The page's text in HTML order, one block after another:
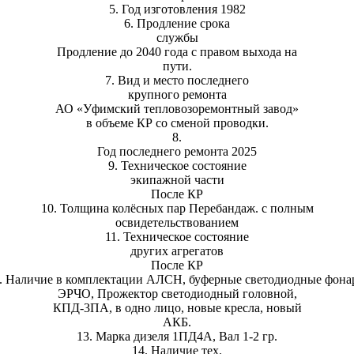
5. Год изготовления 1982
6. Продление срока
службы
Продление до 2040 года с правом выхода на
пути.
7. Вид и место последнего
крупного ремонта
АО «Уфимский тепловозоремонтный завод»
в объеме КР со сменой проводки.
8.
Год последнего ремонта 2025
9. Техническое состояние
экипажной части
После КР
10. Толщина колёсных пар Перебандаж. с полным
освидетельствованием
11. Техническое состояние
других агрегатов
После КР
Наличие в комплектации АЛСН, буферные светодиодные
ЭРЧО, Прожектор светодиодный головной,
КПД-3ПА, в одно лицо, новые кресла, новый
АКБ.
13. Марка дизеля 1ПД4А, Вал 1-2 гр.
14. Наличие тех.